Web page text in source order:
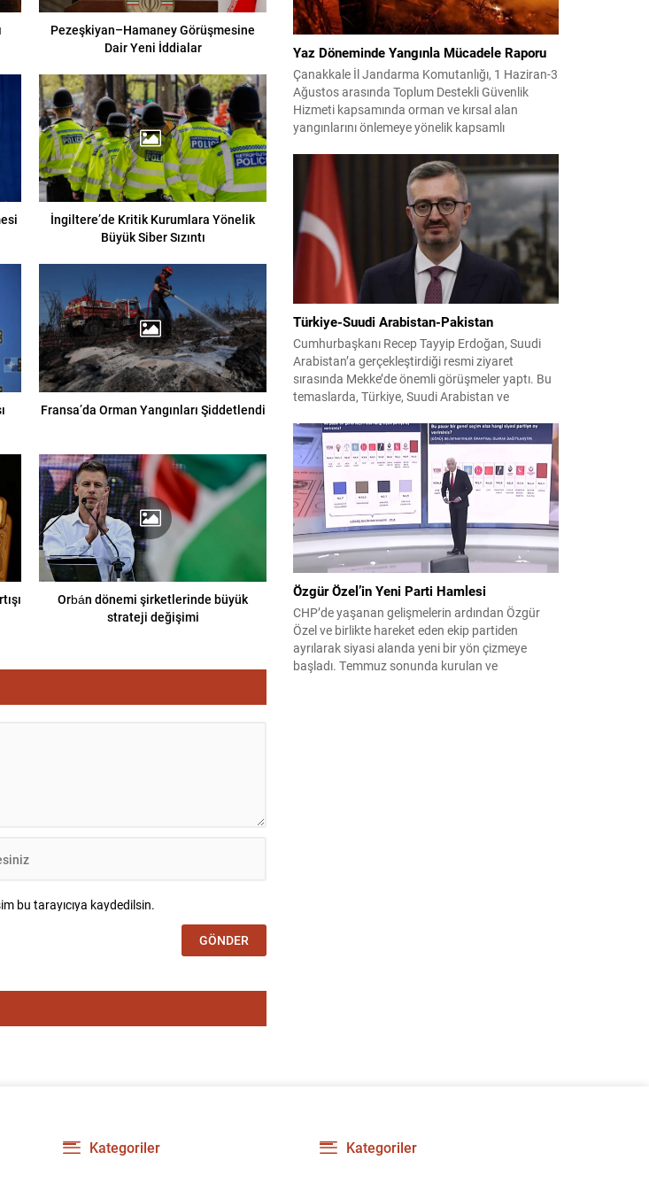
Pezeşkiyan–Hamaney Görüşmesine
Dair Yeni İddialar
İngiltere’de Kritik Kurumlara Yönelik
Büyük Siber Sızıntı
Fransa’da Orman Yangınları Şiddetlendi
Orbán dönemi şirketlerinde büyük
strateji değişimi
bu tarayıcıya kaydedilsin.
Yaz Döneminde Yangınla Mücadele Raporu
Çanakkale İl Jandarma Komutanlığı, 1 Haziran-3
Ağustos arasında Toplum Destekli Güvenlik
Hizmeti kapsamında orman ve kırsal alan
yangınlarını önlemeye yönelik kapsamlı
görev yapan 178 tim ve 742 personel, sahada
aktif olarak halkı bilinçlendirdi ve denetim
faaliyetleri gerçekleştirdi. Faaliyetler esnasında
bin 315 biçerdöver ve balya...
Türkiye-Suudi Arabistan-Pakistan
Cumhurbaşkanı Recep Tayyip Erdoğan, Suudi
Arabistan’a gerçekleştirdiği resmi ziyaret
sırasında Mekke’de önemli görüşmeler yaptı. Bu
temaslarda, Türkiye, Suudi Arabistan ve
birliği çerçevesi oluşturuldu. Ziyaretin en somut
çıktısı, üç ülkenin imza attığı Mekke Ortak
Savunma Anlaşması oldu. Anlaşma; ortak
güvenlik yaklaşımıyla bölgesel barış, istikrar...
Özgür Özel’in Yeni Parti Hamlesi
CHP’de yaşanan gelişmelerin ardından Özgür
Özel ve birlikte hareket eden ekip partiden
ayrılarak siyasi alanda yeni bir yön çizmeye
başladı. Temmuz sonunda kurulan ve
Kategoriler Kategoriler